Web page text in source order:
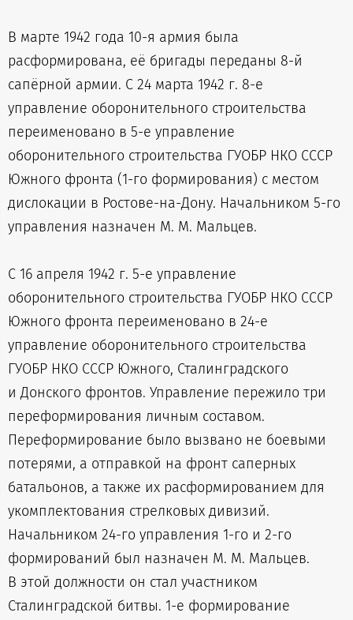
В марте 1942 года 10-я армия была
расформирована, её бригады переданы 8-й
сапёрной армии. С 24 марта 1942 г. 8-е
управление оборонительного строительства
переименовано в 5-е управление
оборонительного строительства ГУОБР НКО СССР
Южного фронта (1-го формирования) с местом
дислокации в Ростове-на-Дону. Начальником 5-го
управления назначен М. М. Мальцев.
С 16 апреля 1942 г. 5-е управление
оборонительного строительства ГУОБР НКО СССР
Южного фронта переименовано в 24-е
управление оборонительного строительства
ГУОБР НКО СССР Южного, Сталинградского
и Донского фронтов. Управление пережило три
переформирования личным составом.
Переформирование было вызвано не боевыми
потерями, а отправкой на фронт саперных
батальонов, а также их расформированием для
укомплектования стрелковых дивизий.
Начальником 24-го управления 1-го и 2-го
формирований был назначен М. М. Мальцев.
В этой должности он стал участником
Сталинградской битвы. 1-е формирование